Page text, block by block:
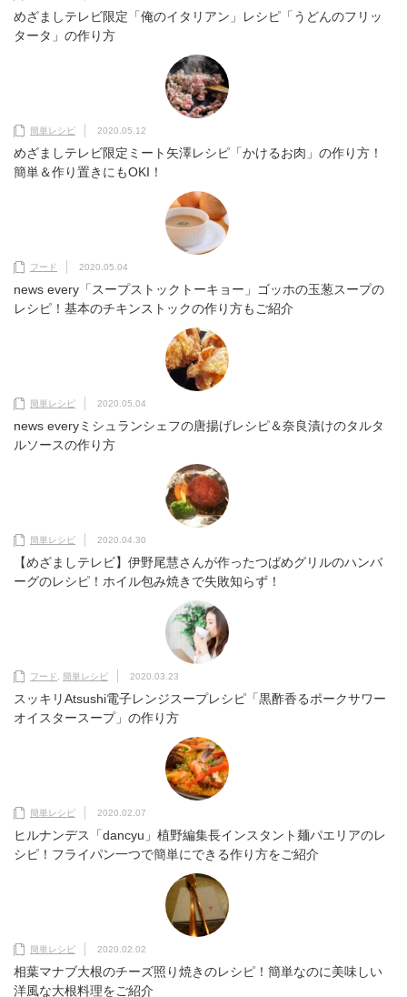
めざましテレビ限定「俺のイタリアン」レシピ「うどんのフリッ
タータ」の作り方
簡単レシピ 2020.05.12
めざましテレビ限定ミート矢澤レシピ「かけるお肉」の作り方！
簡単＆作り置きにもOKI！
フード 2020.05.04
news every「スープストックトーキョー」ゴッホの玉葱スープの
レシピ！基本のチキンストックの作り方もご紹介
簡単レシピ 2020.05.04
news everyミシュランシェフの唐揚げレシピ＆奈良漬けのタルタ
ルソースの作り方
簡単レシピ 2020.04.30
【めざましテレビ】伊野尾慧さんが作ったつばめグリルのハンバ
ーグのレシピ！ホイル包み焼きで失敗知らず！
フード 簡単レシピ 2020.03.23
スッキリAtsushi電子レンジスープレシピ「黒酢香るポークサワー
オイスタースープ」の作り方
簡単レシピ 2020.02.07
ヒルナンデス「dancyu」植野編集長インスタント麺パエリアのレ
シピ！フライパン一つで簡単にできる作り方をご紹介
簡単レシピ 2020.02.02
相葉マナブ大根のチーズ照り焼きのレシピ！簡単なのに美味しい
洋風な大根料理をご紹介